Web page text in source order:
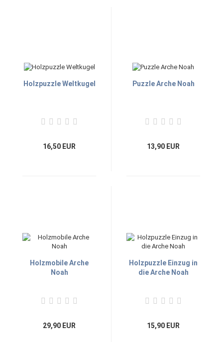
Holzpuzzle Weltkugel
16,50 EUR
Puzzle Arche Noah
13,90 EUR
Holzmobile Arche
Noah
29,90 EUR
Holzpuzzle Einzug in
die Arche Noah
15,90 EUR